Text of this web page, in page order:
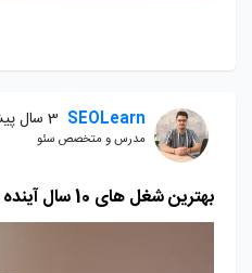
SEOLearn 3 سال پیش
مدرس و متخصص سئو
بهترین شغل های 10 سال آینده ایران